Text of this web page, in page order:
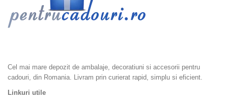
Cel mai mare depozit de ambalaje, decoratiuni si accesorii pentru
cadouri, din Romania. Livram prin curierat rapid, simplu si eficient.
Linkuri utile